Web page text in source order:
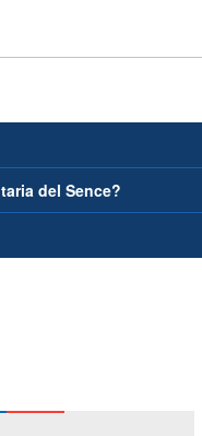
del Sence?